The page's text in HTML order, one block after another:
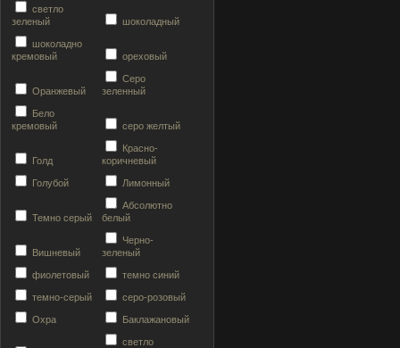
светло
зеленый
шоколадный
шоколадно
кремовый
ореховый
Оранжевый
Серо
зеленный
Бело
кремовый
серо желтый
Голд
Красно-
коричневый
Голубой Лимонный
Темно серый
Абсолютно
белый
Вишневый
Черно-
зеленый
фиолетовый темно синий
темно-серый серо-розовый
Охра Баклажановый
светло